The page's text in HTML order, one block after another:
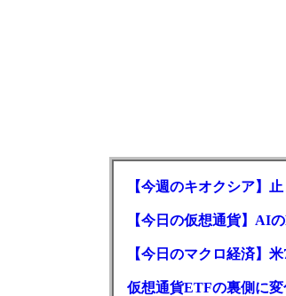
【今週のキオクシア】
【今日の仮想通貨】AI
【今日のマクロ経済】
仮想通貨ETFの裏側に